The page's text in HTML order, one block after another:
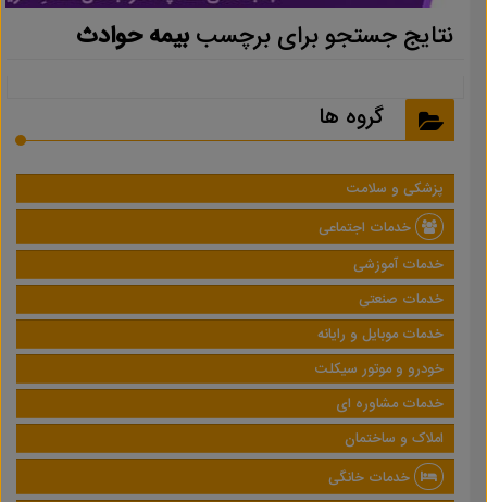
نتایج جستجو برای برچسببیمه حوادث
گروه ها
پزشکی و سلامت
خدمات اجتماعی
خدمات آموزشی
خدمات صنعتی
خدمات موبایل و رایانه
خودرو و موتور سیکلت
خدمات مشاوره ای
املاک و ساختمان
خدمات خانگی